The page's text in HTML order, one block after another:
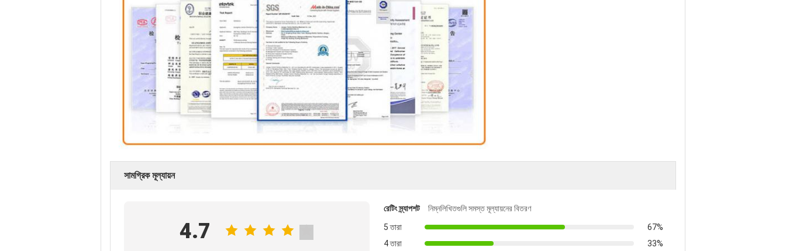
সামগ্রিক মূল্যায়ন
4.7
রেটিং স্ন্যাপশট
নিম্নলিখিতগুলি সমস্ত মূল্যায়নের বিতরণ
5 তারা
67%
4 তারা
33%